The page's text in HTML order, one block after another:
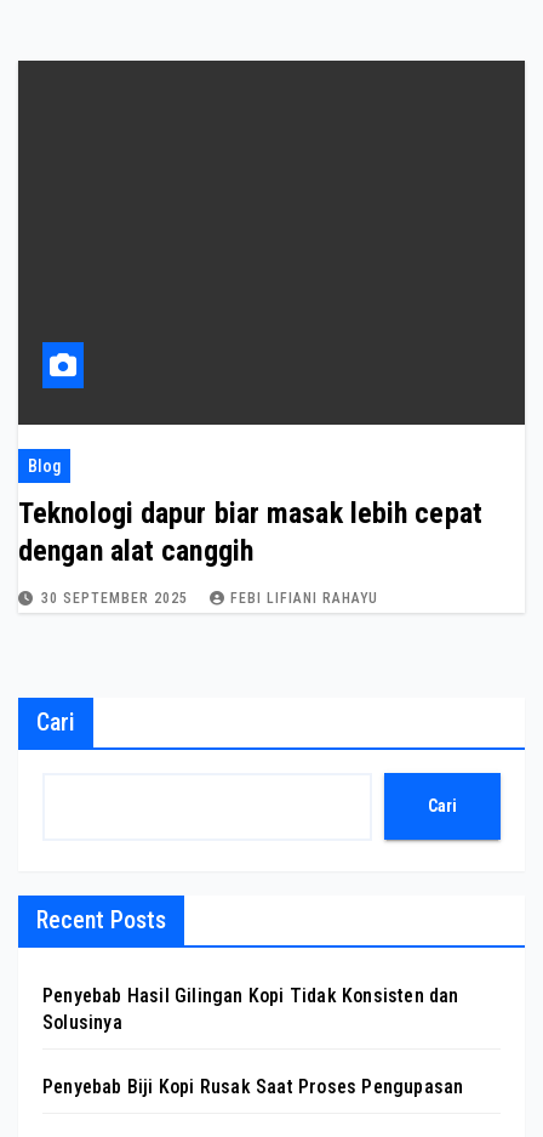
Blog
Teknologi dapur biar masak lebih cepat
dengan alat canggih
30 SEPTEMBER 2025 FEBI LIFIANI RAHAYU
Cari
Cari
Recent Posts
Penyebab Hasil Gilingan Kopi Tidak Konsisten dan
Solusinya
Penyebab Biji Kopi Rusak Saat Proses Pengupasan